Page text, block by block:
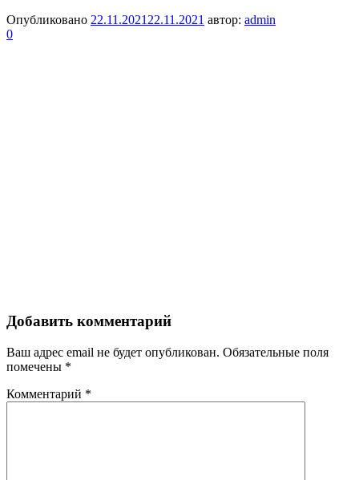
Опубликовано 22.11.2021 22.11.2021 автор: admin
0
Добавить комментарий
Ваш адрес email не будет опубликован. Обязательные поля
помечены *
Комментарий *